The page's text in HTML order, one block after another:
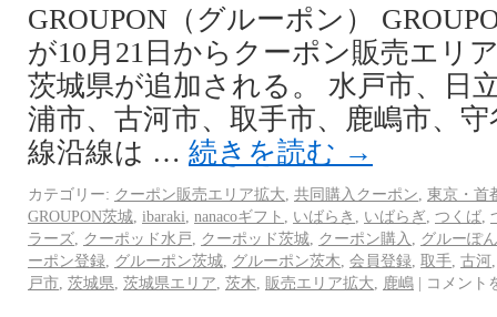
GROUPON（グルーポン）
が10月21日からクーポン販売エリ
茨城県が追加される。 水戸市、日
浦市、古河市、取手市、鹿嶋市、
線沿線は … 続きを読む →
カテゴリー: クーポン販売エリア拡大 共同購入クーポン 東京・首
GROUPON茨城 ibaraki nanacoギフト いばらき いばらぎ つくば
ラーズ
クーポッド水戸 クーポッド茨城 クーポン購入
グルーぽん
ーポン登録
グルーポン茨城 グルーポン茨木 会員登録 取手 古河
戸市 茨城県 茨城県エリア 茨木 販売エリア拡大 鹿嶋 | コメント